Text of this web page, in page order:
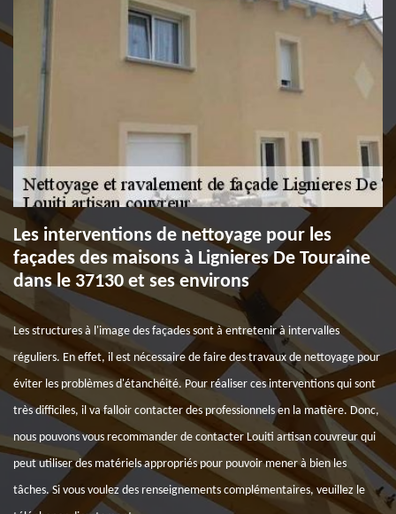
Les interventions de nettoyage pour les
façades des maisons à Lignieres De Touraine
dans le 37130 et ses environs
Les structures à l'image des façades sont à entretenir à intervalles
réguliers. En effet, il est nécessaire de faire des travaux de nettoyage pour
éviter les problèmes d'étanchéité. Pour réaliser ces interventions qui sont
très difficiles, il va falloir contacter des professionnels en la matière. Donc,
nous pouvons vous recommander de contacter Louiti artisan couvreur qui
peut utiliser des matériels appropriés pour pouvoir mener à bien les
tâches. Si vous voulez des renseignements complémentaires, veuillez le